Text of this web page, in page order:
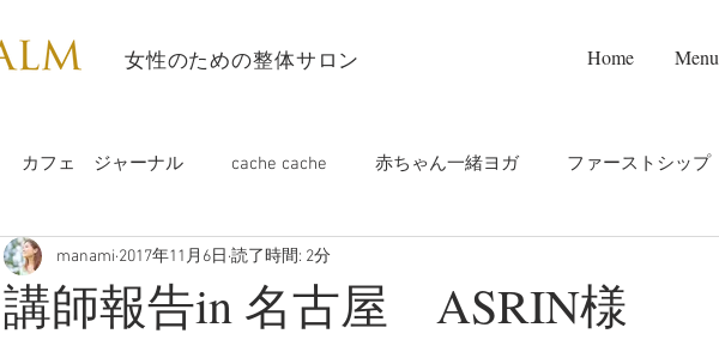
​ 女性のための整体サロン Home Menu
カフェ ジャーナル cache cache 赤ちゃん一緒ヨガ ファーストシップ
study 講師報告 プンフレット設置店❤️
講師報告in 名古屋 ASRIN様
manami 2017年11月6日 読了時間: 2分